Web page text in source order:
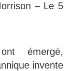
– Le 5
émergé,
invente